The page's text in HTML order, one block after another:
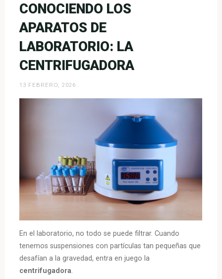
CONOCIENDO LOS
APARATOS DE
LABORATORIO: LA
CENTRIFUGADORA
13 FEBRERO, 2026
En el laboratorio, no todo se puede filtrar. Cuando
tenemos suspensiones con partículas tan pequeñas que
desafían a la gravedad, entra en juego la
centrifugadora.